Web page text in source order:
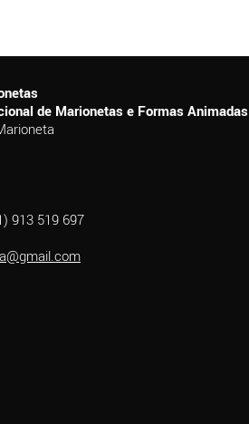
de Marionetas e Formas Animadas
913 519 697